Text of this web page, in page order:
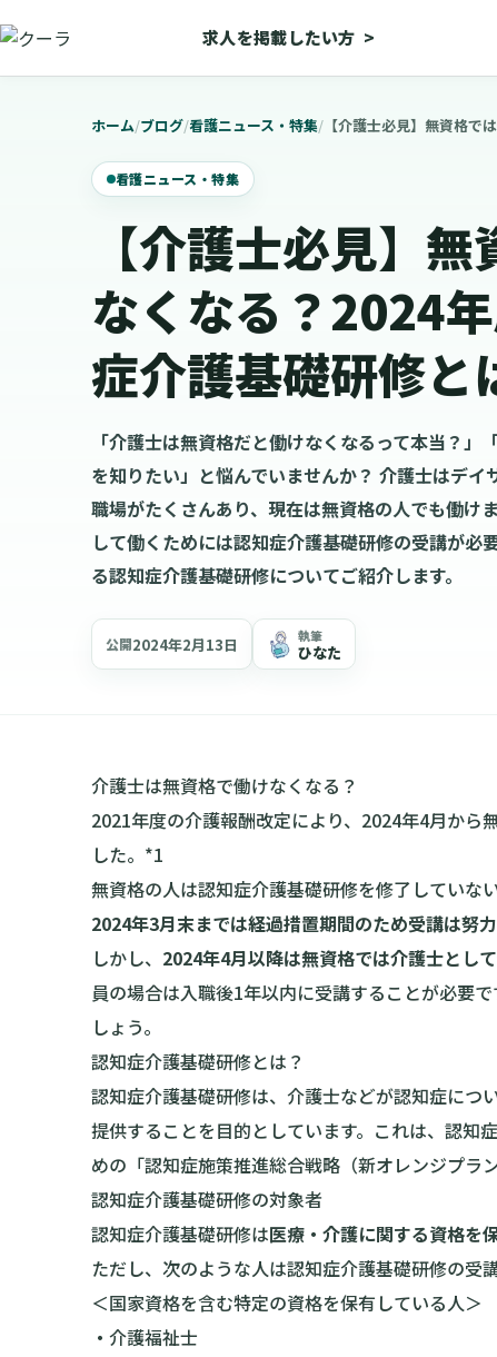
求人を掲載したい方 >
ホーム/ブログ/看護ニュース・特集/ 【介護士必見】無資格で
看護ニュース・特集
【介護士必見】
なくなる？2024
症介護基礎研修と
「介護士は無資格だと働けなくなるって本当？
を知りたい」と悩んでいませんか？ 介護士はデ
職場がたくさんあり、現在は無資格の人でも働け
して働くためには認知症介護基礎研修の受講が必
る認知症介護基礎研修についてご紹介します。
公開2024年2月13日 執筆
ひなた
介護士は無資格で働けなくなる？
2021年度の介護報酬改定により、2024年4月から
した。*1
無資格の人は認知症介護基礎研修を修了していな
2024年3月末までは経過措置期間のため受講は努
しかし、 2024年4月以降は無資格では介護士とし
員の場合は入職後1年以内に受講することが必要
しょう。
認知症介護基礎研修とは？
認知症介護基礎研修は、介護士などが認知症につ
提供することを目的としています。これは、認知
めの「認知症施策推進総合戦略（新オレンジプラ
認知症介護基礎研修の対象者
認知症介護基礎研修は医療・介護に関する資格を
ただし、次のような人は認知症介護基礎研修の受
＜国家資格を含む特定の資格を保有している人＞
・ 介護福祉士